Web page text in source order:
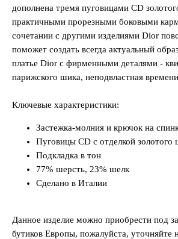
дополнена тремя пуговицами CD
практичными прорезными боковыми
сочетании с другими изделиями Dior
поможет создать всегда актуальный
платье Dior с фирменными деталями -
парижского шика, неподвластная
Ключевые характеристики:
Застежка-молния и крючок на
Пуговицы CD с отделкой золотого
Подкладка в тон
77% шерсть, 23% шелк
Сделано в Италии
Данное изделие можно приобрести под
бутиков Европы, пожалуйста, уточняйте